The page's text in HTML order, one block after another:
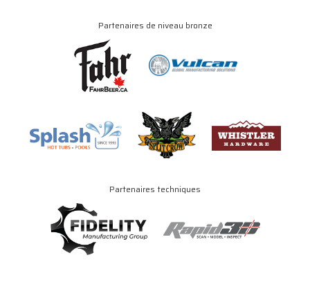
Partenaires de niveau bronze
Partenaires techniques